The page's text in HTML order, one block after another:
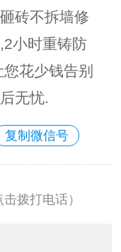
砖不拆墙修
小时重铸防
花少钱告别
无忧.
复制微信号
击拨打电话）